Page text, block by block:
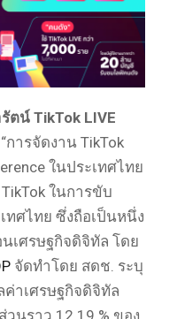
ตน์TikTok LIVE
การจัดงาน TikTok
ในประเทศไทย
ในการขับ
ทศไทย ซึ่งถือเป็นหนึ่ง
เศรษฐกิจดิจิทัล โดย
จัดทำโดย สดช. ระบุ
าเศรษฐกิจดิจิทัล
นราว 12.19 % ของ